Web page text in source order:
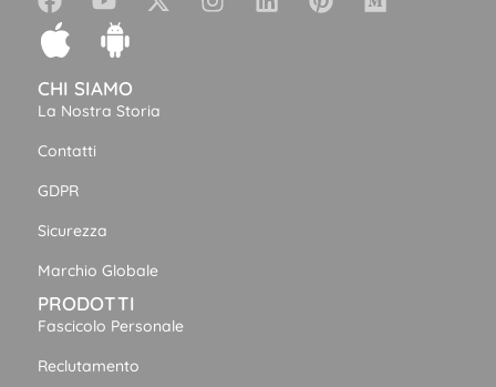
CHI SIAMO
La Nostra Storia
Contatti
GDPR
Sicurezza
Marchio Globale
PRODOTTI
Fascicolo Personale
Reclutamento